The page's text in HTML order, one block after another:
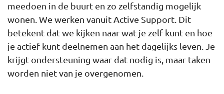
meedoen in de buurt en zo zelfstandig mogelijk
wonen. We werken vanuit Active Support. Dit
betekent dat we kijken naar wat je zelf kunt en hoe
je actief kunt deelnemen aan het dagelijks leven. Je
krijgt ondersteuning waar dat nodig is, maar taken
worden niet van je overgenomen.